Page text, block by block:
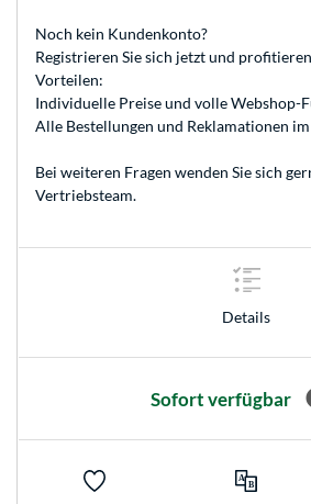
Noch kein Kundenkonto?
Registrieren Sie sich jetzt und
Vorteilen:
Individuelle Preise und volle Webshop-
Alle Bestellungen und Reklamationen
Bei weiteren Fragen wenden Sie sich
Vertriebsteam.
Details
Sofort verfügbar